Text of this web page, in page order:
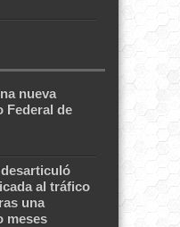
nueva
Federal de
al tráfico
una
meses